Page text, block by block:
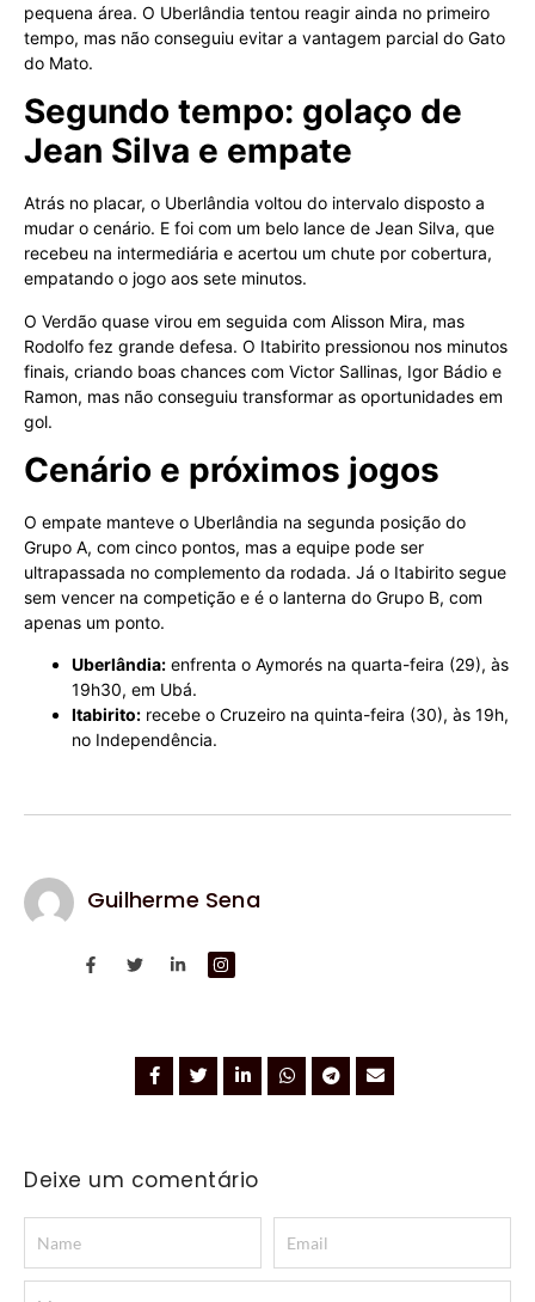
pequena área. O Uberlândia tentou reagir ainda no primeiro
tempo, mas não conseguiu evitar a vantagem parcial do Gato
do Mato.
Segundo tempo: golaço de
Jean Silva e empate
Atrás no placar, o Uberlândia voltou do intervalo disposto a
mudar o cenário. E foi com um belo lance de Jean Silva, que
recebeu na intermediária e acertou um chute por cobertura,
empatando o jogo aos sete minutos.
O Verdão quase virou em seguida com Alisson Mira, mas
Rodolfo fez grande defesa. O Itabirito pressionou nos minutos
finais, criando boas chances com Victor Sallinas, Igor Bádio e
Ramon, mas não conseguiu transformar as oportunidades em
gol.
Cenário e próximos jogos
O empate manteve o Uberlândia na segunda posição do
Grupo A, com cinco pontos, mas a equipe pode ser
ultrapassada no complemento da rodada. Já o Itabirito segue
sem vencer na competição e é o lanterna do Grupo B, com
apenas um ponto.
Uberlândia: enfrenta o Aymorés na quarta-feira (29), às
19h30, em Ubá.
Itabirito: recebe o Cruzeiro na quinta-feira (30), às 19h,
no Independência.
Guilherme Sena
Deixe um comentário